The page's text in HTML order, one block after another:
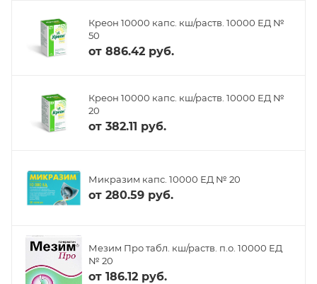
Креон 10000 капс. кш/раств. 10000 ЕД №
50
от 886.42 руб.
Креон 10000 капс. кш/раств. 10000 ЕД №
20
от 382.11 руб.
Микразим капс. 10000 ЕД № 20
от 280.59 руб.
Мезим Про табл. кш/раств. п.о. 10000 ЕД
№ 20
от 186.12 руб.